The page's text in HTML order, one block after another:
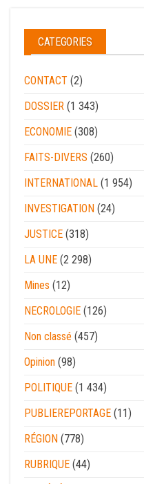
CATEGORIES
CONTACT (2)
DOSSIER (1 343)
ECONOMIE (308)
FAITS-DIVERS (260)
INTERNATIONAL (1 954)
INVESTIGATION (24)
JUSTICE (318)
LA UNE (2 298)
Mines (12)
NECROLOGIE (126)
Non classé (457)
Opinion (98)
POLITIQUE (1 434)
PUBLIEREPORTAGE (11)
RÉGION (778)
RUBRIQUE (44)